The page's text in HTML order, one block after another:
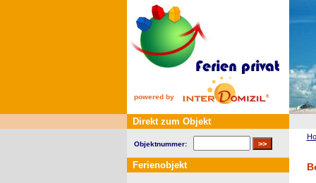
powered by
Direkt zum Objekt
Objektnummer:
Ferienobjekt